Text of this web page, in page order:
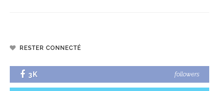
RESTER CONNECTÉ
3K followers